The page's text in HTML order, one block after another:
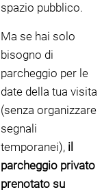
spazio pubblico.
Ma se hai solo
bisogno di
parcheggio per le
date della tua visita
(senza organizzare
segnali
temporanei), il
parcheggio privato
prenotato su